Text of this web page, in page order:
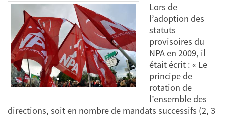
Lors de
l’adoption des
statuts
provisoires du
NPA en 2009, il
était écrit : « Le
principe de
rotation de
l’ensemble des
directions, soit en nombre de mandats successifs (2, 3